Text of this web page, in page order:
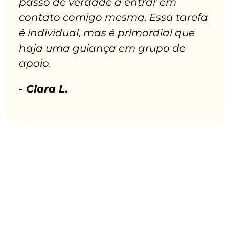
contato comigo mesma. Essa tarefa
é individual, mas é primordial que
haja uma guiança em grupo de
apoio.
- Clara L.